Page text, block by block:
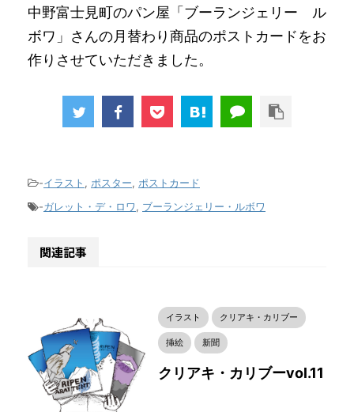
中野富士見町のパン屋「ブーランジェリー ル
ボワ」さんの月替わり商品のポストカードをお
作りさせていただきました。
-イラスト , ポスター, ポストカード
-ガレット・デ・ロワ, ブーランジェリー・ルボワ
関連記事
イラスト クリアキ・カリブー
挿絵 新聞
クリアキ・カリブーvol.11